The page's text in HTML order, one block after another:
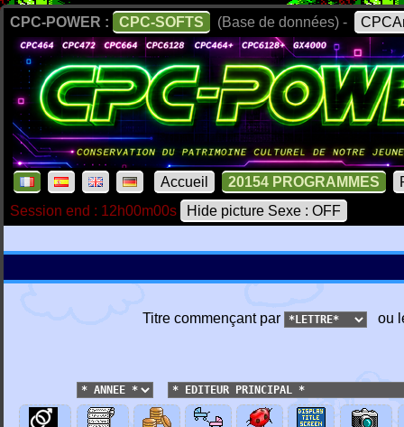
CPC-POWER : CPC-SOFTS (Base de données) -
Accueil 20154 PROGRAMMES
Session end : 12h00m00s
Hide picture Sexe : OFF
Titre commençant par ou